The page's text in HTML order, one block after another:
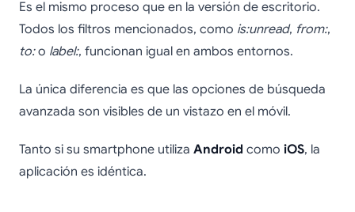
Es el mismo proceso que en la versión de escritorio.
Todos los filtros mencionados, como is:unread, from:,
to:o label:, funcionan igual en ambos entornos.
La única diferencia es que las opciones de búsqueda
avanzada son visibles de un vistazo en el móvil.
Tanto si su smartphone utiliza Android como iOS, la
aplicación es idéntica.